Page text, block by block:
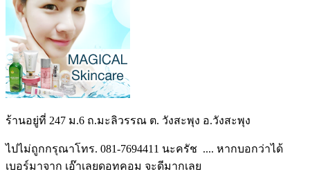
ร้านอยู่ที่ 247 ม.6 ถ.มะลิวรรณ ต. วังสะพุง อ.วังสะพุง
ไปไม่ถูกกรุณาโทร. 081-7694411 นะครัช .... หากบอกว่าได้
เบอร์มาจาก เอ๊าเลยดอทคอม จะดีมากเลย